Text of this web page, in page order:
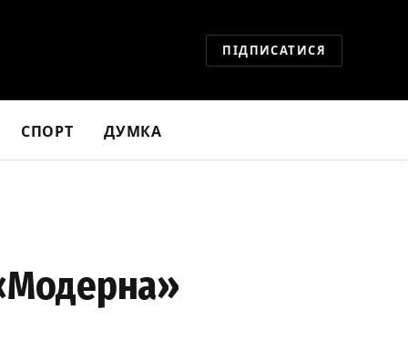
ПІДПИСАТИСЯ
СПОРТ ДУМКА